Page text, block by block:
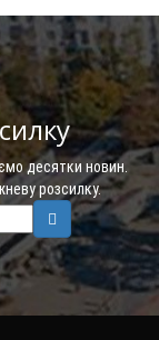
десятки новин.
розсилку.